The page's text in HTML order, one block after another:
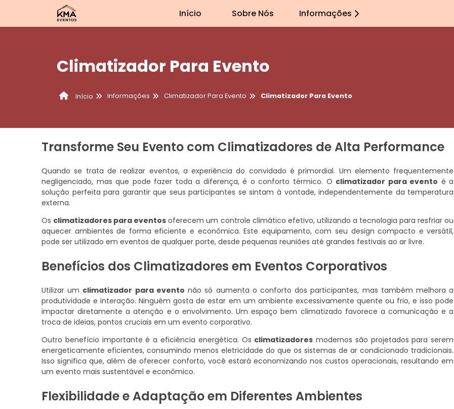
Início Sobre Nós Informações
Climatizador Para Evento
Início Informações Climatizador Para Evento Climatizador Para Evento
Transforme Seu Evento com Climatizadores de Alta Performance
Quando se trata de realizar eventos, a experiência do convidado é primordial. Um elemento frequentemente
negligenciado, mas que pode fazer toda a diferença, é o conforto térmico. O climatizador para evento é a
solução perfeita para garantir que seus participantes se sintam à vontade, independentemente da temperatura
externa.
Os climatizadores para eventos oferecem um controle climático efetivo, utilizando a tecnologia para resfriar ou
aquecer ambientes de forma eficiente e econômica. Este equipamento, com seu design compacto e versátil,
pode ser utilizado em eventos de qualquer porte, desde pequenas reuniões até grandes festivais ao ar livre.
Benefícios dos Climatizadores em Eventos Corporativos
Utilizar um climatizador para evento não só aumenta o conforto dos participantes, mas também melhora a
produtividade e interação. Ninguém gosta de estar em um ambiente excessivamente quente ou frio, e isso pode
impactar diretamente a atenção e o envolvimento. Um espaço bem climatizado favorece a comunicação e a
troca de ideias, pontos cruciais em um evento corporativo.
Outro benefício importante é a eficiência energética. Os climatizadores modernos são projetados para serem
energeticamente eficientes, consumindo menos eletricidade do que os sistemas de ar condicionado tradicionais.
Isso significa que, além de oferecer conforto, você estará economizando nos custos operacionais, resultando em
um evento mais sustentável e econômico.
Flexibilidade e Adaptação em Diferentes Ambientes